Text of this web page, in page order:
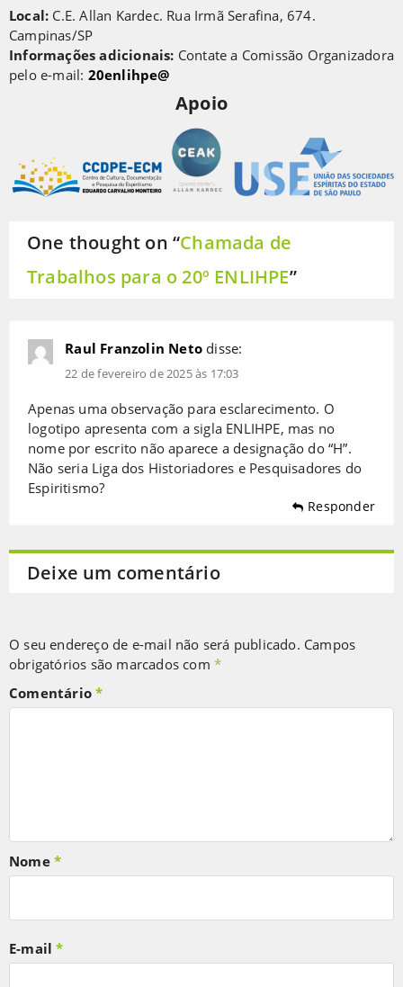
Local: C.E. Allan Kardec. Rua Irmã Serafina, 674.
Campinas/SP
Informações adicionais: Contate a Comissão Organizadora
pelo e-mail: 20enlihpe@
Apoio
One thought on “Chamada de
Trabalhos para o 20º ENLIHPE”
Raul Franzolin Neto disse:
22 de fevereiro de 2025 às 17:03
Apenas uma observação para esclarecimento. O
logotipo apresenta com a sigla ENLIHPE, mas no
nome por escrito não aparece a designação do “H”.
Não seria Liga dos Historiadores e Pesquisadores do
Espiritismo?
Responder
Deixe um comentário
O seu endereço de e-mail não será publicado. Campos
obrigatórios são marcados com *
Comentário*
Nome *
E-mail*